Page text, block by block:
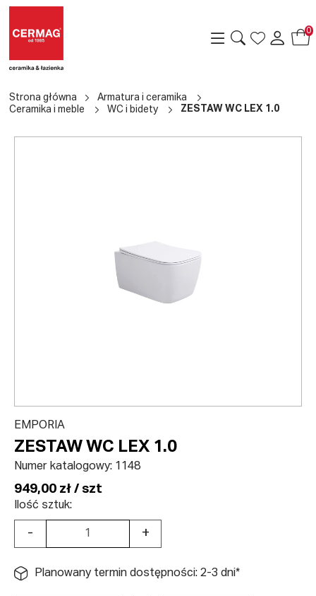
0
Strona główna
Armatura i ceramika
Ceramika i meble
WC i bidety ZESTAW WC LEX 1.0
EMPORIA
ZESTAW WC LEX 1.0
Numer katalogowy: 1148
949,00 zł / szt
Ilość sztuk:
- +
Planowany termin dostępności: 2-3 dni*